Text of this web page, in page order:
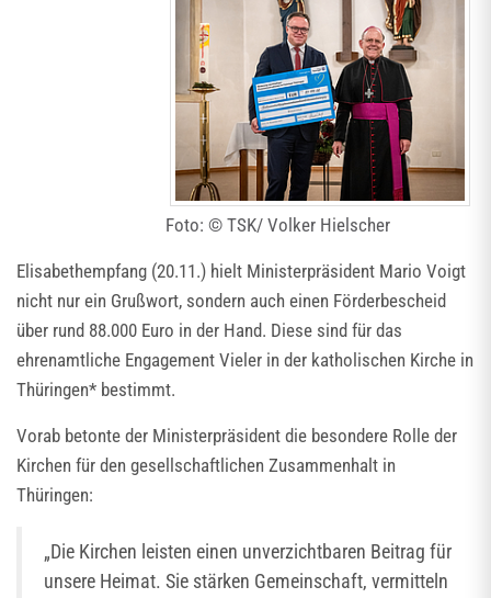
Foto: © TSK/ Volker Hielscher
Elisabethempfang (20.11.) hielt Ministerpräsident Mario Voigt
nicht nur ein Grußwort, sondern auch einen Förderbescheid
über rund 88.000 Euro in der Hand. Diese sind für das
ehrenamtliche Engagement Vieler in der katholischen Kirche in
Thüringen* bestimmt.
Vorab betonte der Ministerpräsident die besondere Rolle der
Kirchen für den gesellschaftlichen Zusammenhalt in
Thüringen:
„Die Kirchen leisten einen unverzichtbaren Beitrag für
unsere Heimat. Sie stärken Gemeinschaft, vermitteln